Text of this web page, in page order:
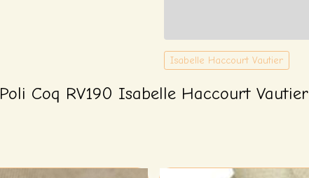
Isabelle Haccourt Vautier
Poli Coq RV190 Isabelle Haccourt Vautier